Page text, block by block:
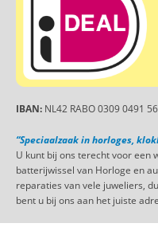
IBAN: NL42 RABO 0309 0491 56
“Speciaalzaak in horloges,
U kunt bij ons terecht voor een
batterijwissel van Horloge en
reparaties van vele juweliers,
bent u bij ons aan het juiste